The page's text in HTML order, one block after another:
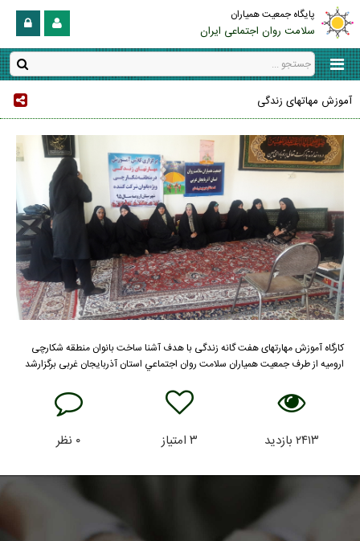
پایگاه جمعیت همیاران
سلامت روان اجتماعی ایران
آموزش مهاتهای زندگی
کارگاه آموزش مهارتهای هفت گانه زندگی با هدف آشنا ساخت بانوان منطقه شکارچی
ارومیه از طرف جمعیت همیاران سلامت روان اجتماعي استان آذربایجان غربی برگزارشد
۲۴۱۳ بازدید ۳امتیاز ۰ نظر